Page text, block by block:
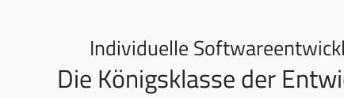
Individuelle
Die Königsklasse der